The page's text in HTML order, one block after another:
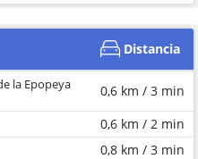
Distancia
la Epopeya
0,6 km / 3 min
0,6 km / 2 min
0,8 km / 3 min